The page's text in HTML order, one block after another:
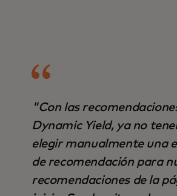
"Con las
Dynamic Yield, ya no
elegir manualmente una
de recomendación para
recomendaciones de la